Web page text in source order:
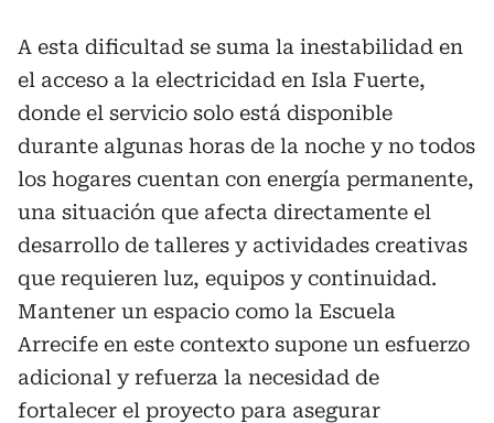
A esta dificultad se suma la inestabilidad en
el acceso a la electricidad en Isla Fuerte,
donde el servicio solo está disponible
durante algunas horas de la noche y no todos
los hogares cuentan con energía permanente,
una situación que afecta directamente el
desarrollo de talleres y actividades creativas
que requieren luz, equipos y continuidad.
Mantener un espacio como la Escuela
Arrecife en este contexto supone un esfuerzo
adicional y refuerza la necesidad de
fortalecer el proyecto para asegurar